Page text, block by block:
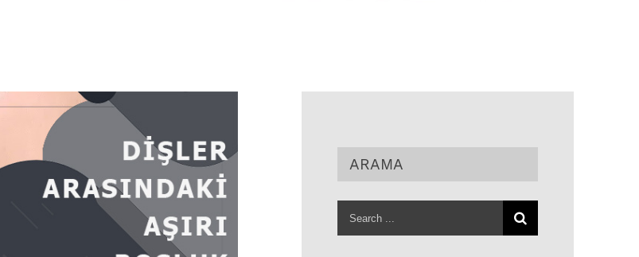
ARAMA
Search
for: